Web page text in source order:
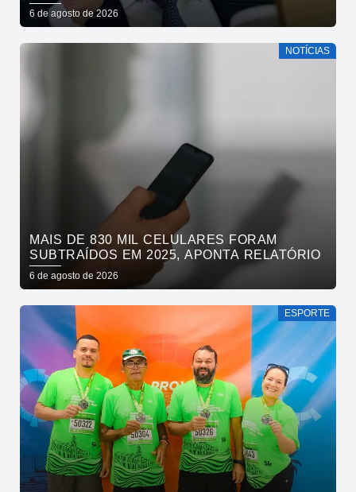
6 de agosto de 2026
NOTÍCIAS
MAIS DE 830 MIL CELULARES FORAM
SUBTRAÍDOS EM 2025, APONTA RELATÓRIO
6 de agosto de 2026
ESPORTE